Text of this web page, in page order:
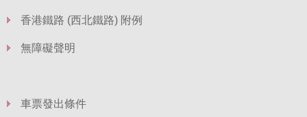
香港鐵路 (西北鐵路) 附例
無障礙聲明
車票發出條件